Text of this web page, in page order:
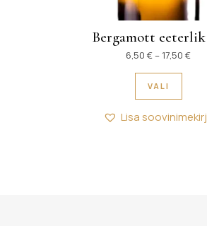
Bergamott
6,50 €– 17,50 €
VALI
Lisa